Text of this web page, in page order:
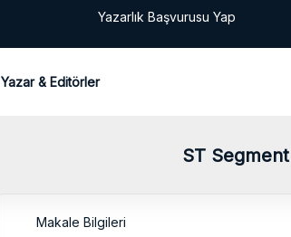
Yazarlık Başvurusu Yap
Yazar & Editörler
ST
Makale Bilgileri